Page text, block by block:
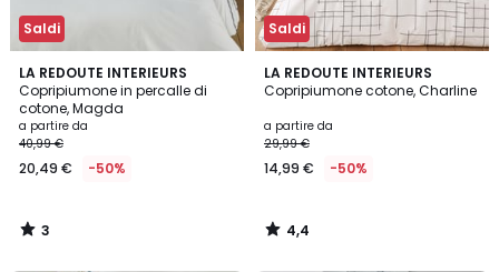
Saldi
LA REDOUTE INTERIEURS
Copripiumone in percalle di
cotone, Magda
a partire da
40,99 €
20,49 € -50%
3
/
5
3
/
Saldi
LA REDOUTE INTERIEURS
Copripiumone cotone, Charline
a partire da
29,99 €
14,99 € -50%
4,4
/ 5
4,4
/